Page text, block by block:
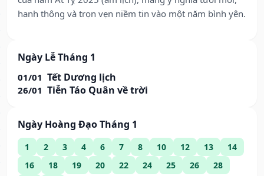
hanh thông và trọn vẹn niềm tin vào một năm bình yên.
Ngày Lễ Tháng 1
01/01 Tết Dương lịch
26/01 Tiễn Táo Quân về trời
Ngày Hoàng Đạo Tháng 1
1 2 3 4 6 7 8 10 12 13
14
16
18 19 20 22 24 25 26
28